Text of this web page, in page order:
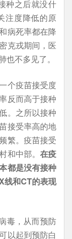
种之后就没什
注度降低的原
病死率都在降
克戎期间，医
不多见了。
个疫苗接受度
反而高于接种
。之所以接种
接受率高的地
繁。疫苗接受
和中部。 在疫
都是没有接种
线和CT的表现
毒，从而预防
以起到预防白